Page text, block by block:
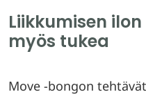
Liikkumisen
myös tukea
Move -bongon